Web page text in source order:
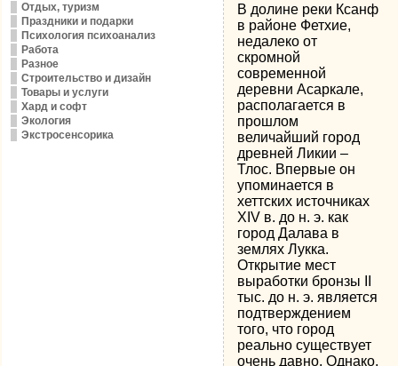
Отдых, туризм
Праздники и подарки
Психология психоанализ
Работа
Разное
Строительство и дизайн
Товары и услуги
Хард и софт
Экология
Экстросенсорика
В долине реки Ксанф
в районе Фетхие,
недалеко от
скромной
современной
деревни Асаркале,
располагается в
прошлом
величайший город
древней Ликии –
Тлос. Впервые он
упоминается в
хеттских источниках
XIV в. до н. э. как
город Далава в
землях Лукка.
Открытие мест
выработки бронзы II
тыс. до н. э. является
подтверждением
того, что город
реально существует
очень давно. Однако,